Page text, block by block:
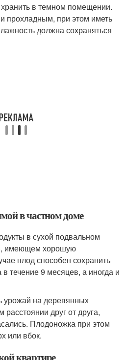
в темном помещении.
прохладным, при этом иметь
должна сохраняться
в частном доме
в сухой подвальном
имеющем хорошую
плод способен сохранить
течение 9 месяцев, а иногда и
урожай на деревянных
друг от друга,
Плодоножка при этом
или вбок.
квартире